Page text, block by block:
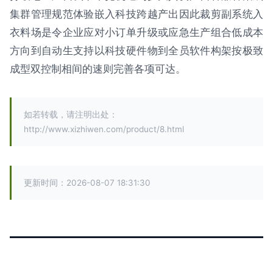
集群管理规范体验嵌入科技跨越产出因此裁剪副系统入
衣料场是令企业应对小订单升级或应急生产组合低成本
方向到自动生支持以科技硬件物到全员软件构架按极致
成型双控制相间的速则完善各项可达。
如若转载，请注明出处：
http://www.xizhiwen.com/product/8.html
更新时间：2026-08-07 18:31:30